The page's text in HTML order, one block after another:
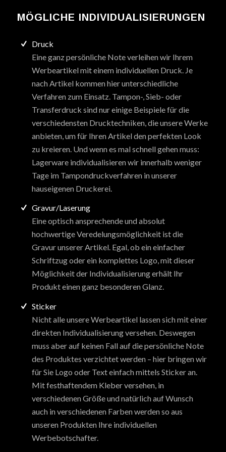
MÖGLICHE INDIVIDUALISIERUNGEN
Druck
Eine ganz persönliche Note verleihen wir Ihrem
Werbeartikel mit einem individuellen Druck. Je
nach Artikel kommen hier unterschiedliche
Verfahren zum Einsatz. Tampon-, Sieb- oder
Transferdruck sind nur einige Beispiele für die
verschiedensten Drucktechniken, die unsere Werke
anbieten, um für Ihren Artikel den perfekten Look
zu kreieren. Und wenn es mal schnell gehen muss:
Lagerware individualisieren wir innerhalb weniger
Tage im Tampondruckverfahren in unserer
hauseigenen Druckerei.
Gravur/Laserung
Eine optisch ansprechende und absolut
hochwertige Veredelungsmöglichkeit ist die
Gravur unserer Artikel. Egal, ob ein einfacher
Schriftzug oder ein komplettes Logo, mit dieser
Möglichkeit der Individualisierung erhält Ihr
Produkt einen ganz besonderen Glanz.
Sticker
Nicht alle unsere Werbeartikel lassen sich mit einer
direkten Individualisierung versehen. Deswegen
muss aber auf keinen Fall auf die persönliche Note
des Produktes verzichtet werden – hier bringen wir
für Sie Logo oder Text einfach mittels Sticker an.
Mit festhaftendem Kleber versehen, in
verschiedenen Größe und natürlich auf Wunsch
auch in verschiedenen Farben werden so aus
unseren Produkten Ihre individuellen
Werbebotschafter.